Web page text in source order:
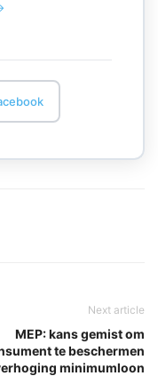
Next article
MEP: kans gemist om
te beschermen
minimumloon